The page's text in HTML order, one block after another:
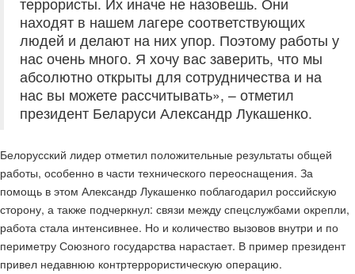
находят в нашем лагере соответствующих
людей и делают на них упор. Поэтому работы у
нас очень много. Я хочу вас заверить, что мы
абсолютно открыты для сотрудничества и на
нас вы можете рассчитывать», – отметил
президент Беларуси Александр Лукашенко.
Белорусский лидер отметил положительные результаты общей
работы, особенно в части технического переоснащения. За
помощь в этом Александр Лукашенко поблагодарил российскую
сторону, а также подчеркнул: связи между спецслужбами окрепли,
работа стала интенсивнее. Но и количество вызовов внутри и по
периметру Союзного государства нарастает. В пример президент
привел недавнюю контртеррористическую операцию.